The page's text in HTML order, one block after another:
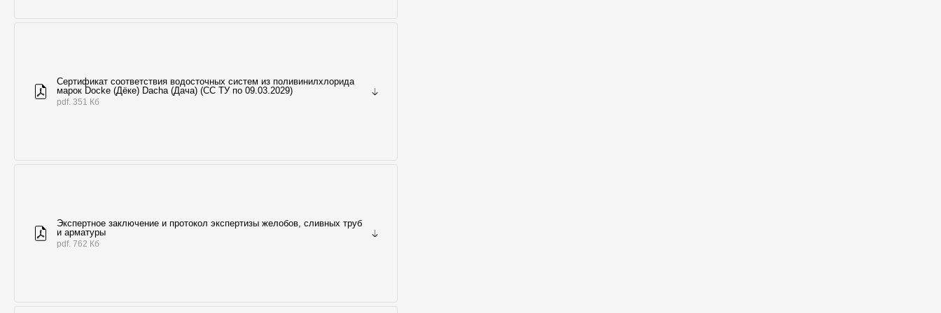
Сертификат соответствия водосточных систем из поливинилхлорида
марок Docke (Дёке) Dacha (Дача) (СС ТУ по 09.03.2029)
pdf. 351 Кб
Экспертное заключение и протокол экспертизы желобов, сливных труб
и арматуры
pdf. 762 Кб